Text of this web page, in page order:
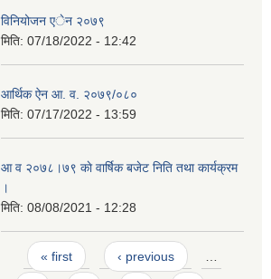
विनियोजन एेन २०७९
मिति: 07/18/2022 - 12:42
आर्थिक ऐन आ. व. २०७९/०८०
मिति: 07/17/2022 - 13:59
आ व २०७८।७९ काे वार्षिक बजेट निति तथा कार्यक्रम
।
मिति: 08/08/2021 - 12:28
Pages
« first ‹ previous …